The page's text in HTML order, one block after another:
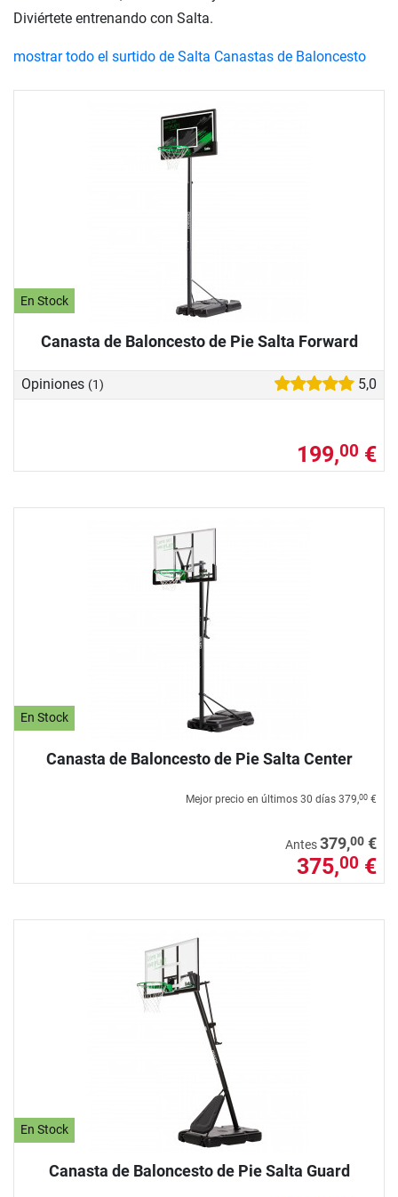
En Stock
Canasta de Baloncesto de Pie Salta Forward
Opiniones (1) 5,0
199,00 €
En Stock
Canasta de Baloncesto de Pie Salta Center
Mejor precio en últimos 30 días 379,00 €
Antes379,00 €
375,00 €
En Stock
Canasta de Baloncesto de Pie Salta Guard
Diviértete entrenando con Salta.
mostrar todo el surtido de Salta Canastas de Baloncesto